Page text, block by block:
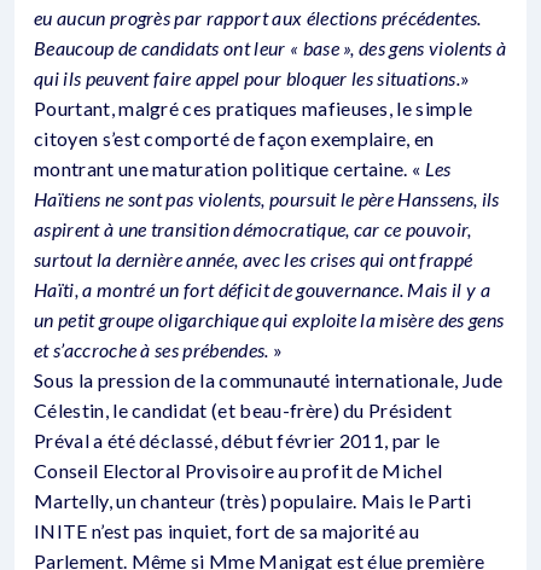
eu aucun progrès par rapport aux élections précédentes.
Beaucoup de candidats ont leur « base », des gens violents à
qui ils peuvent faire appel pour bloquer les situations.»
Pourtant, malgré ces pratiques mafieuses, le simple
citoyen s’est comporté de façon exemplaire, en
montrant une maturation politique certaine. « Les
Haïtiens ne sont pas violents, poursuit le père Hanssens, ils
aspirent à une transition démocratique, car ce pouvoir,
surtout la dernière année, avec les crises qui ont frappé
Haïti, a montré un fort déficit de gouvernance. Mais il y a
un petit groupe oligarchique qui exploite la misère des gens
et s’accroche à ses prébendes. »
Sous la pression de la communauté internationale, Jude
Célestin, le candidat (et beau-frère) du Président
Préval a été déclassé, début février 2011, par le
Conseil Electoral Provisoire au profit de Michel
Martelly, un chanteur (très) populaire. Mais le Parti
INITE n’est pas inquiet, fort de sa majorité au
Parlement. Même si Mme Manigat est élue première